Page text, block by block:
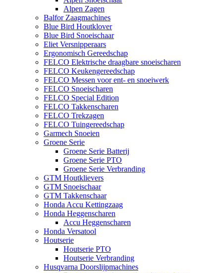
Alpen Zagen
Balfor Zaagmachines
Blue Bird Houtklover
Blue Bird Snoeischaar
Eliet Versnipperaars
Ergonomisch Gereedschap
FELCO Elektrische draagbare snoeischaren
FELCO Keukengereedschap
FELCO Messen voor ent- en snoeiwerk
FELCO Snoeischaren
FELCO Special Edition
FELCO Takkenscharen
FELCO Trekzagen
FELCO Tuingereedschap
Garmech Snoeien
Groene Serie
Groene Serie Batterij
Groene Serie PTO
Groene Serie Verbranding
GTM Houtklievers
GTM Snoeischaar
GTM Takkenschaar
Honda Accu Kettingzaag
Honda Heggenscharen
Accu Heggenscharen
Honda Versatool
Houtserie
Houtserie PTO
Houtserie Verbranding
Husqvarna Doorslijpmachines